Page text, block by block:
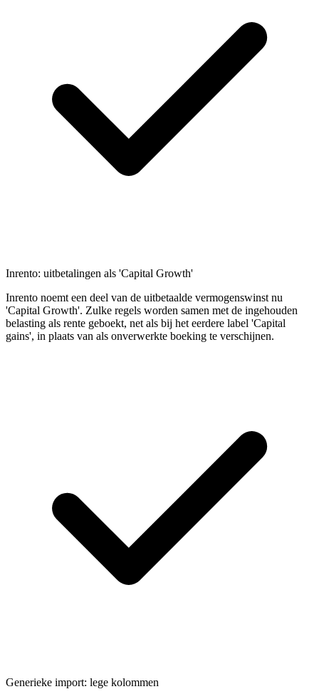
Inrento: uitbetalingen als 'Capital Growth'
Inrento noemt een deel van de uitbetaalde vermogenswinst nu
'Capital Growth'. Zulke regels worden samen met de ingehouden
belasting als rente geboekt, net als bij het eerdere label 'Capital
gains', in plaats van als onverwerkte boeking te verschijnen.
Generieke import: lege kolommen